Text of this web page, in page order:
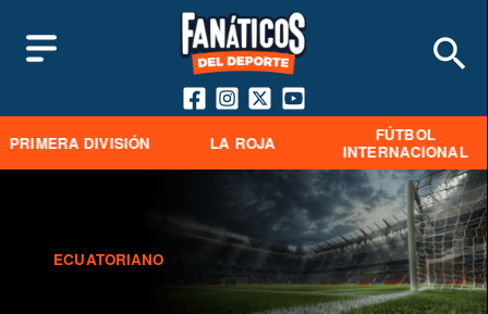
PRIMERA DIVISIÓN LA ROJA
FÚTBOL
INTERNACIONAL
ECUATORIANO